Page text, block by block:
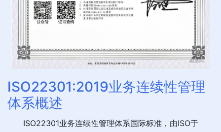
ISO22301:2019业务连续性管理
体系概述
ISO22301业务连续性管理体系国际标准，由ISO于